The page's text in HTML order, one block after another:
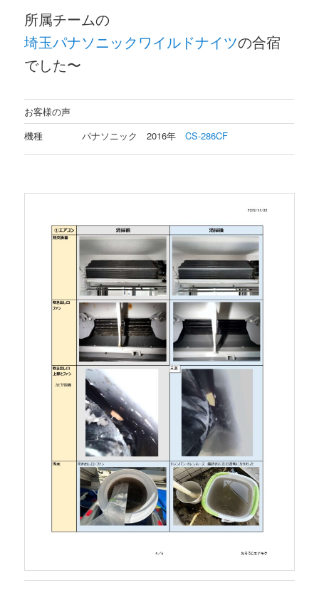
所属チームの
埼玉パナソニックワイルドナイツの合宿
でした〜
お客様の声
機種
パナソニック 2016年CS-286CF